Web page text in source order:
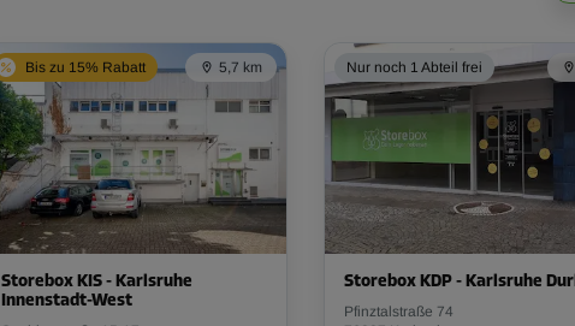
Bis zu 15% Rabatt 5,7 km
Storebox KIS - Karlsruhe
Innenstadt-West
Nur noch 1 Abteil frei
Storebox KDP - Karlsruhe
Pfinztalstraße 74